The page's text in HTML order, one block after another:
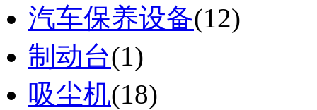
汽车保养设备(12)
制动台(1)
吸尘机(18)